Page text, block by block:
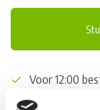
Voor 12:00
(werkdagen,